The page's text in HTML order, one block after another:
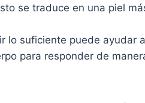
se traduce en una piel
lo suficiente puede ayudar
para responder de